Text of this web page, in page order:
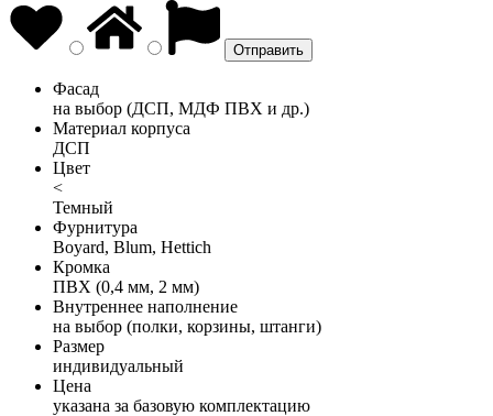
Фасад
на выбор (ДСП, МДФ ПВХ и др.)
Материал корпуса
ДСП
Цвет
<
Темный
Фурнитура
Boyard, Blum, Hettich
Кромка
ПВХ (0,4 мм, 2 мм)
Внутреннее наполнение
на выбор (полки, корзины, штанги)
Размер
индивидуальный
Цена
указана за базовую комплектацию